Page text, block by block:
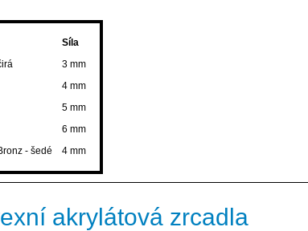
Síla
3 mm
4 mm
5 mm
6 mm
- šedé
4 mm
akrylátová zrcadla